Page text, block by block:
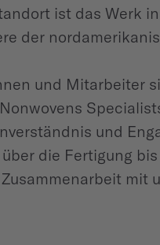
ist das Werk in
der
und Mitarbeiter
und
die Fertigung
mit